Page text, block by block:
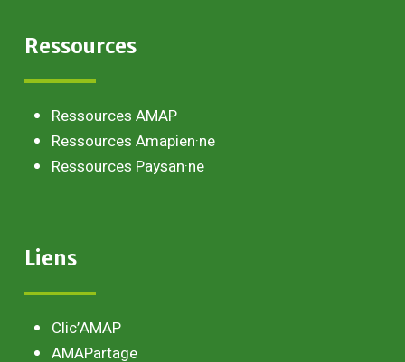
Ressources
Ressources AMAP
Ressources Amapien·ne
Ressources Paysan·ne
Liens
Clic’AMAP
AMAPartage